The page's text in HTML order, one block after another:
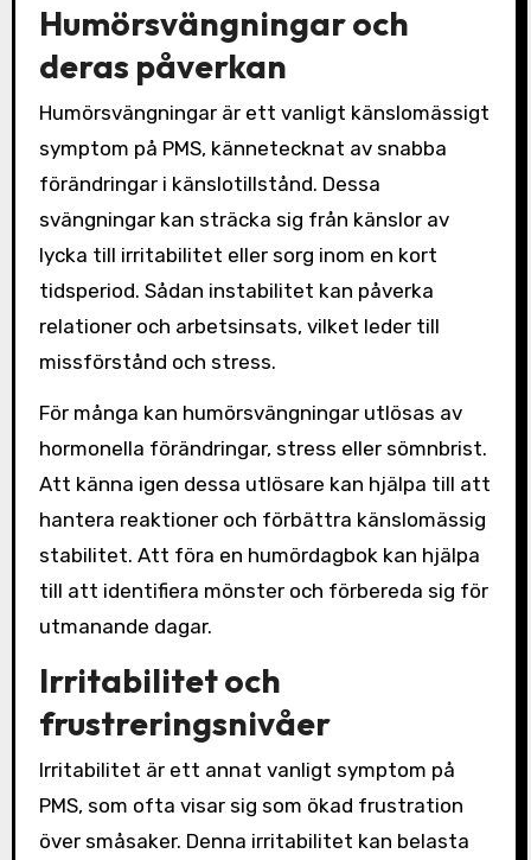
Humörsvängningar och
deras påverkan
Humörsvängningar är ett vanligt känslomässigt
symptom på PMS, kännetecknat av snabba
förändringar i känslotillstånd. Dessa
svängningar kan sträcka sig från känslor av
lycka till irritabilitet eller sorg inom en kort
tidsperiod. Sådan instabilitet kan påverka
relationer och arbetsinsats, vilket leder till
missförstånd och stress.
För många kan humörsvängningar utlösas av
hormonella förändringar, stress eller sömnbrist.
Att känna igen dessa utlösare kan hjälpa till att
hantera reaktioner och förbättra känslomässig
stabilitet. Att föra en humördagbok kan hjälpa
till att identifiera mönster och förbereda sig för
utmanande dagar.
Irritabilitet och
frustreringsnivåer
Irritabilitet är ett annat vanligt symptom på
PMS, som ofta visar sig som ökad frustration
över småsaker. Denna irritabilitet kan belasta